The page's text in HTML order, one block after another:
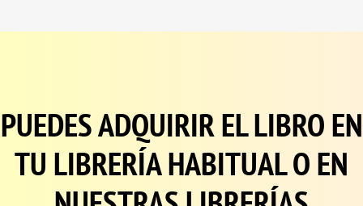
PUEDES ADQUIRIR EL LIBRO EN
TU LIBRERÍA HABITUAL O EN